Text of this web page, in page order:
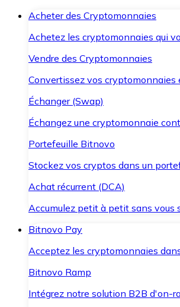
Acheter des Cryptomonnaies
Achetez les cryptomonnaies qui
Vendre des Cryptomonnaies
Convertissez vos cryptomonnaies
Échanger (Swap)
Échangez une cryptomonnaie
Portefeuille Bitnovo
Stockez vos cryptos dans un
Achat récurrent (DCA)
Accumulez petit à petit sans vous
Bitnovo Pay
Acceptez les cryptomonnaies
Bitnovo Ramp
Intégrez notre solution B2B d'on-